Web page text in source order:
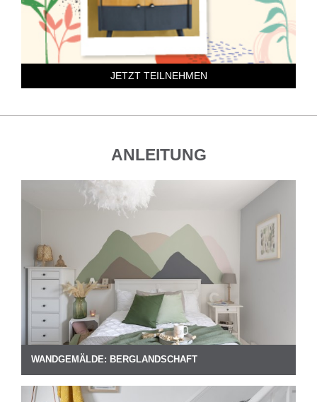
JETZT TEILNEHMEN
ANLEITUNG
WANDGEMÄLDE: BERGLANDSCHAFT